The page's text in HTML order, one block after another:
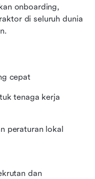
onboarding,
di seluruh dunia
cepat
tenaga kerja
peraturan lokal
dan